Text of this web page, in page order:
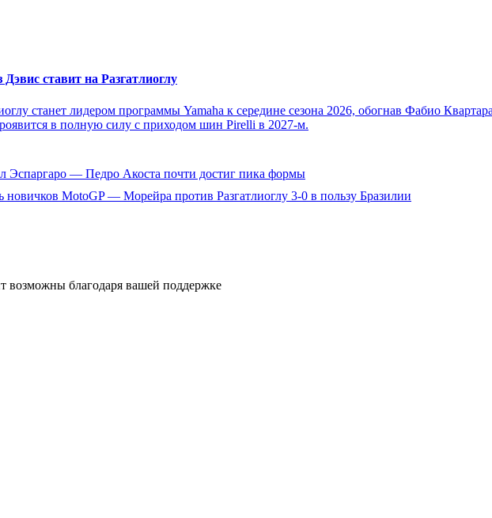
ставит на Разгатлиоглу
станет лидером программы Yamaha к середине сезона 2026, обогнав Фабио
в полную силу с приходом шин Pirelli в 2027-м.
Эспаргаро — Педро Акоста почти достиг пика формы
новичков MotoGP — Морейра против Разгатлиоглу 3-0 в пользу Бразилии
возможны благодаря вашей поддержке